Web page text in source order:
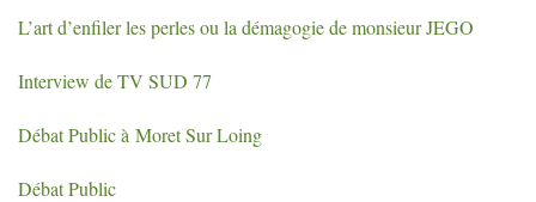
L’art d’enfiler les perles ou la démagogie de monsieurJEGO
Interview deTV SUD 77
Débat Public à Moret Sur Loing
Débat Public